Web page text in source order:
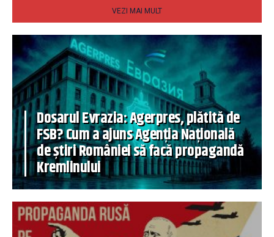
VEZI MAI MULT
Dosarul Evrazia: Agerpres, plătită de
FSB? Cum a ajuns Agenția Națională
de știri României să facă propagandă
Kremlinului